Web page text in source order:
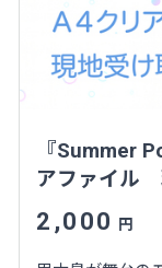
『Summer
アファイル
2,000 円